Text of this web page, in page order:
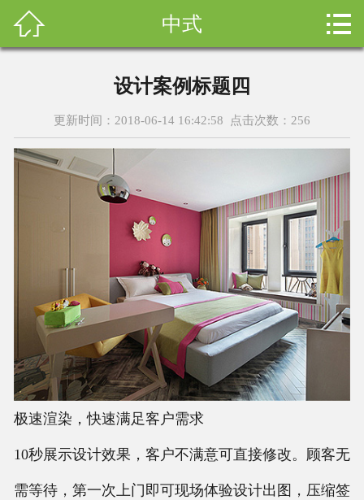
新闻资讯
设计团队
售后服务
科普知识
荣誉资质
装修询价
联系我们
 中式 
设计案例标题四
更新时间：2018-06-14 16:42:58 点击次数： 256
极速渲染，快速满足客户需求
10秒展示设计效果，客户不满意可直接修改。顾客无
需等待，第一次上门即可现场体验设计出图，压缩签